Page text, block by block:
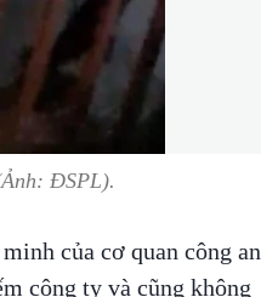
ĐSPL).
của cơ quan công an
công ty và cũng không